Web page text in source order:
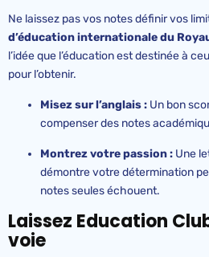
Ne laissez pas vos notes définir vos
d’éducation internationale du
l’idée que l’éducation est destinée à
pour l’obtenir.
Misez sur l’anglais : Un bon
compenser des notes
Montrez votre passion : Une
démontre votre détermination
notes seules échouent.
Laissez Education
voie